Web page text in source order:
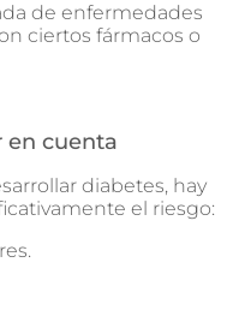
de enfermedades
ciertos fármacos o
en cuenta
diabetes, hay
el riesgo: